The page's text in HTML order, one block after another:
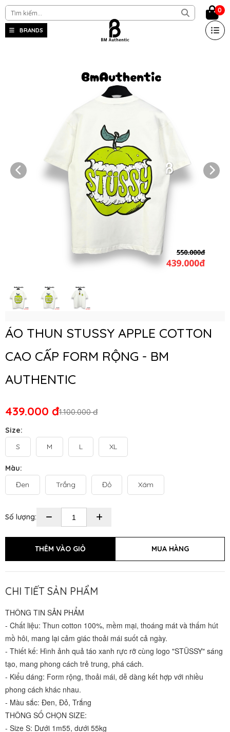
BRANDS
0
ÁO THUN STUSSY APPLE COTTON
CAO CẤP FORM RỘNG - BM
AUTHENTIC
1.100.000 đ
439.000 đ
Size:
S
M L XL
Màu:
Đen
Trắng Đỏ Xám
Số lượng:
CHI TIẾT SẢN PHẨM
THÔNG TIN SẢN PHẨM
- Chất liệu: Thun cotton 100%, mềm mại, thoáng mát và thấm hút
mồ hôi, mang lại cảm giác thoải mái suốt cả ngày.
- Thiết kế: Hình ảnh quả táo xanh rực rỡ cùng logo "STÜSSY" sáng
tạo, mang phong cách trẻ trung, phá cách.
- Kiểu dáng: Form rộng, thoải mái, dễ dàng kết hợp với nhiều
phong cách khác nhau.
- Màu sắc: Đen, Đỏ, Trắng
THÔNG SỐ CHỌN SIZE:
- Size S: Dưới 1m55, dưới 55kg